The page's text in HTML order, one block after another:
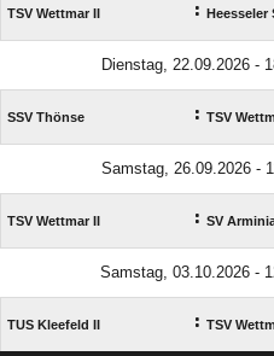
TSV Wettmar II : Heesseler
Dienstag, 22.09.2026 -
SSV Thönse : TSV
Samstag, 26.09.2026 -
TSV Wettmar II : SV
Samstag, 03.10.2026 -
TUS Kleefeld II : TSV